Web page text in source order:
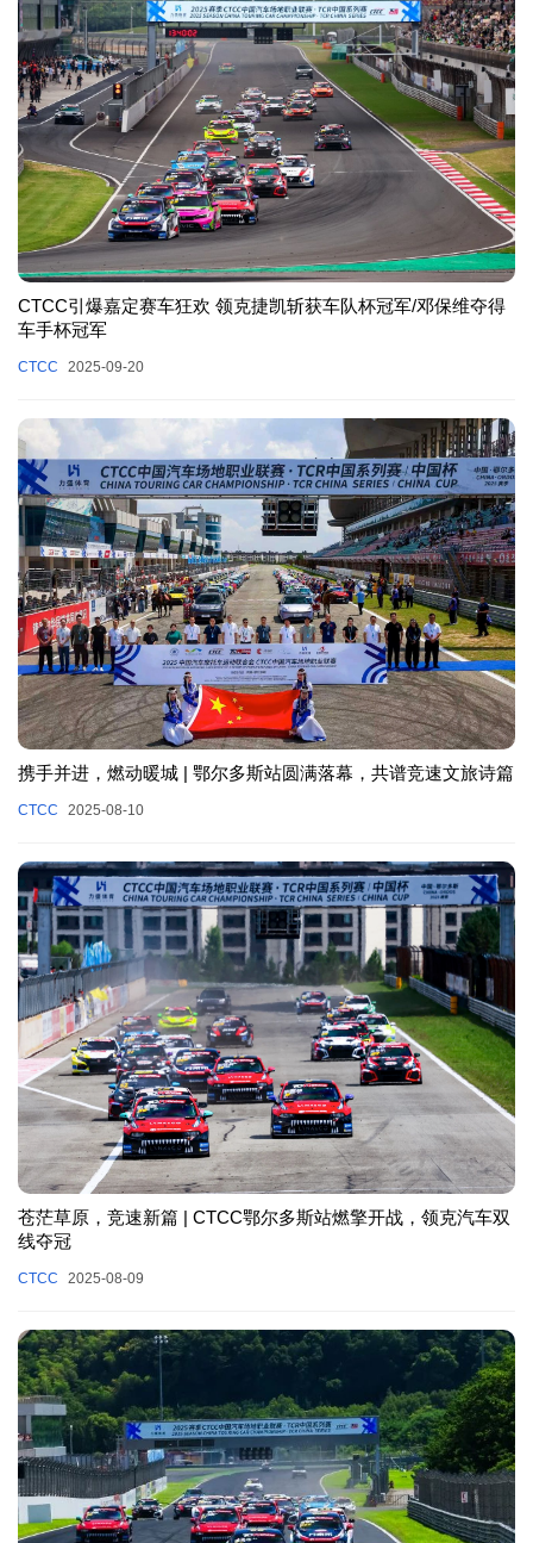
CTCC引爆嘉定赛车狂欢 领克捷凯斩获车队杯冠军/邓保维夺得
车手杯冠军
CTCC 2025-09-20
携手并进，燃动暖城 | 鄂尔多斯站圆满落幕，共谱竞速文旅诗篇
CTCC 2025-08-10
苍茫草原，竞速新篇 | CTCC鄂尔多斯站燃擎开战，领克汽车双
线夺冠
CTCC 2025-08-09